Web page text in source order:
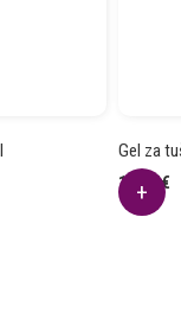
Gel za
14.25€